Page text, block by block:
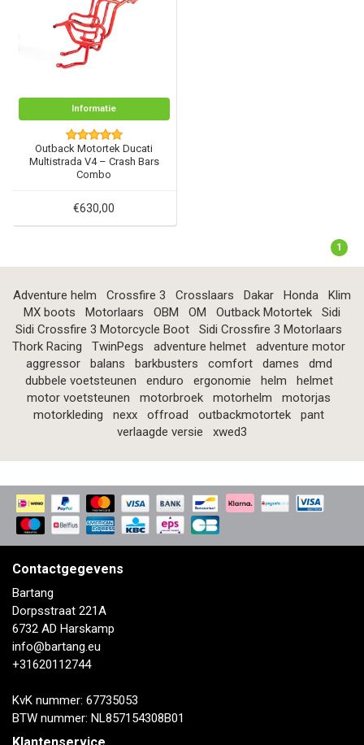
Informatie
Outback Motortek Ducati
Multistrada V4 – Crash Bars
Combo
€630,00
1
Adventure helm Crossfire 3 Crosslaars Dakar Honda
Klim
MX boots
Motorlaars OBM OM Outback Motortek
Sidi
Sidi Crossfire 3 Motorcycle Boot
Sidi Crossfire 3 Motorlaars
Thork Racing
TwinPegs adventure helmet
adventure motor
aggressor
balans barkbusters comfort dames
dmd
dubbele voetsteunen
enduro ergonomie helm
helmet
motor voetsteunen
motorbroek motorhelm
motorjas
motorkleding
nexx offroad outbackmotortek
pant
verlaagde versie
xwed3
Contactgegevens
Bartang
Dorpsstraat 221A
6732 AD Harskamp
info@bartang.eu
+31620112744
KvK nummer: 67735053
BTW nummer: NL857154308B01